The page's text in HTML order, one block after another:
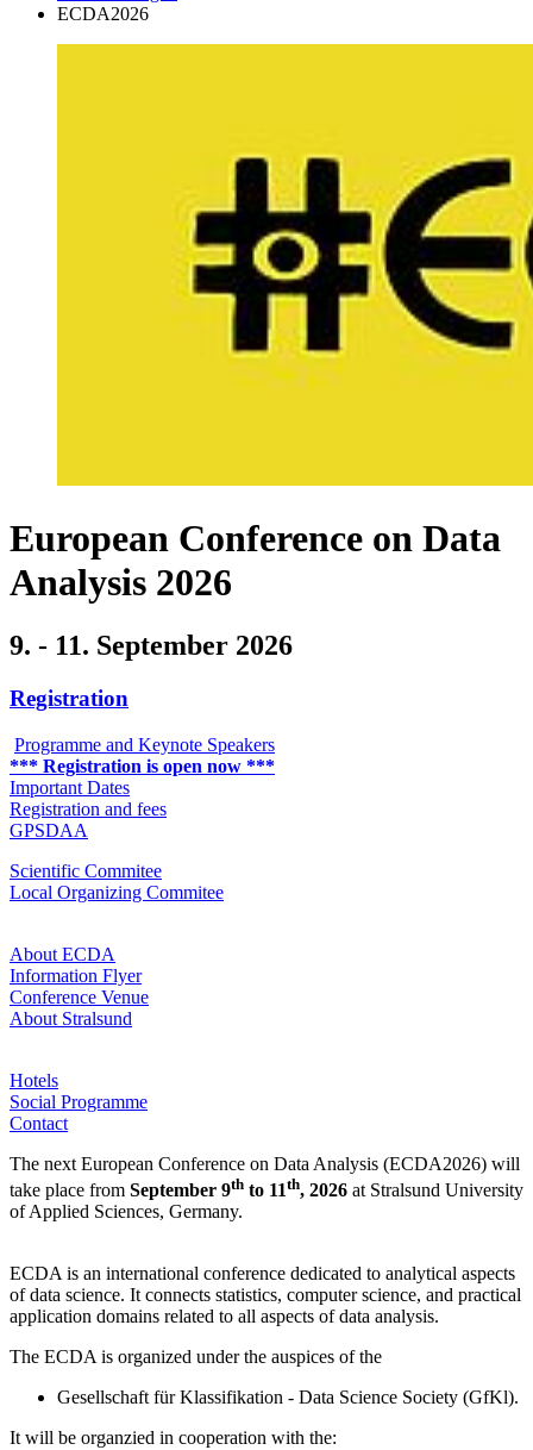
ECDA2026
Eu­ro­pean Con­fe­rence on Data
Ana­ly­sis 2026
9. - 11. Sep­tem­ber 2026
Registration
Programme and Keynote Speakers
*** Registration is open now ***
Important Dates
Registration and fees
GPSDAA
Scientific Commitee
Local Organizing Commitee
About ECDA
Information Flyer
Conference Venue
About Stralsund
Hotels
Social Programme
Contact
The next European Conference on Data Analysis (ECDA2026) will
take place from September 9th to 11th, 2026 at Stralsund University
of Applied Sciences, Germany.
ECDA is an international conference dedicated to analytical aspects
of data science. It connects statistics, computer science, and practical
application domains related to all aspects of data analysis.
The ECDA is organized under the auspices of the
Gesellschaft für Klassifikation - Data Science Society (GfKl).
It will be organzied in cooperation with the: